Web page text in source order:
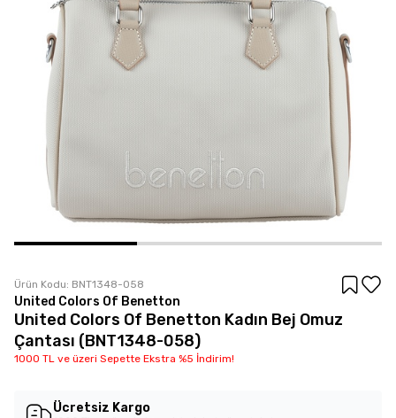
Ürün Kodu: BNT1348-058
United Colors Of Benetton
United Colors Of Benetton Kadın Bej Omuz
Çantası (BNT1348-058)
1000 TL ve üzeri Sepette Ekstra %5 İndirim!
Ücretsiz Kargo